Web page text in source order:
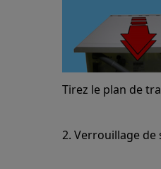
Tirez le plan de
2. Verrouillage